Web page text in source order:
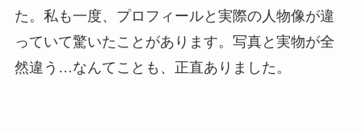
た。私も一度、プロフィールと実際の人物像が違
っていて驚いたことがあります。写真と実物が全
然違う…なんてことも、正直ありました。